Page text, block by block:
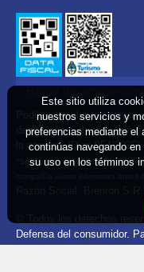
Podés cancelar tus
dentro de un plazo
la compra. (Disp.954/2025)
*Según decreto 809/2024 las
compañía aérea informada antes
© Todos los derechos
Defensa del consumidor.
Este sitio utiliza
nuestros servicios y
preferencias mediante el
continúas navegando
su uso en los términos